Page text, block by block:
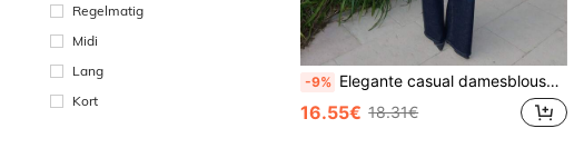
Regelmatig
Midi
Lang
Kort
-9% Elegante casual damesblouse met opstaande kraag, lange mouwen, ruches aan de zoom, pofmouwen, plooien aan de voorkant, doorschijnend, knoopsluiting aan de voorkant, lichtgewicht chiffonstof, satijnen contrastkleurblokken, losvallende pasvorm, zwarte zomerblouse
16.55€ 18.31€